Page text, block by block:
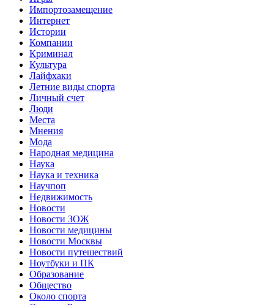
Импортозамещение
Интернет
Истории
Компании
Криминал
Культура
Лайфхаки
Летние виды спорта
Личный счет
Люди
Места
Мнения
Мода
Народная медицина
Наука
Наука и техника
Научпоп
Недвижимость
Новости
Новости ЗОЖ
Новости медицины
Новости Москвы
Новости путешествий
Ноутбуки и ПК
Образование
Общество
Около спорта